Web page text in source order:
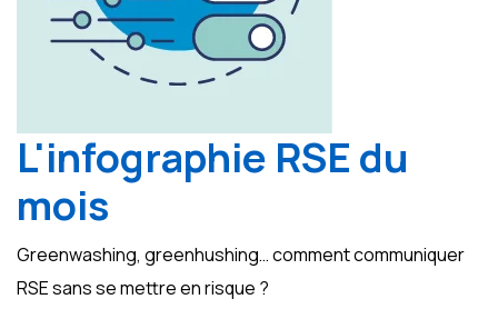
L'infographie RSE du
mois
Greenwashing, greenhushing… comment communiquer
RSE sans se mettre en risque ?